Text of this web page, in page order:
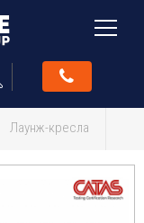
Лаунж-кресла